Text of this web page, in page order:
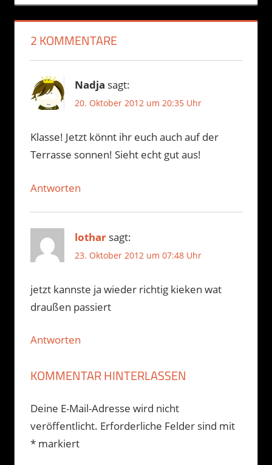
2 KOMMENTARE
Nadja sagt:
20. Oktober 2012 um 20:35 Uhr
Klasse! Jetzt könnt ihr euch auch auf der
Terrasse sonnen! Sieht echt gut aus!
Antworten
lothar sagt:
23. Oktober 2012 um 07:48 Uhr
jetzt kannste ja wieder richtig kieken wat
draußen passiert
Antworten
KOMMENTAR HINTERLASSEN
Deine E-Mail-Adresse wird nicht
veröffentlicht. Erforderliche Felder sind mit
*markiert